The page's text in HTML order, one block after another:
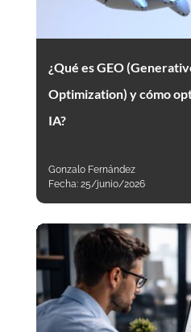
¿Qué es GEO
Optimization) y cómo
IA?
Gonzalo Fernández
Fecha: 25/junio/2026